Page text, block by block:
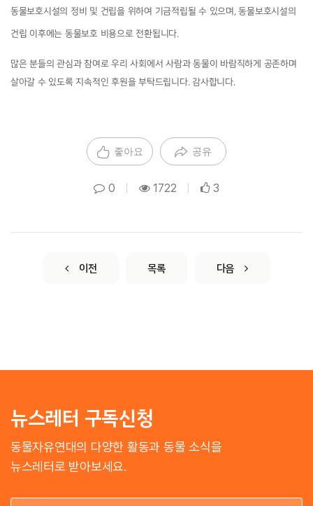
동물보호시설의 정비 및 건립을 위하여 기금적립될 수 있으며, 동물보호시설의
건립 이후에는 동물보호 비용으로 전환됩니다.
많은 분들의 관심과 참여로 우리 사회에서 사람과 동물이 바람직하게 공존하며
살아갈 수 있도록 지속적인 후원을 부탁드립니다. 감사합니다.
좋아요 공유
0 1722 3
이전 목록 다음
뉴스레터 구독신청
동물자유연대의 다양한 활동과 동물 소식을
뉴스레터로 받아보세요.